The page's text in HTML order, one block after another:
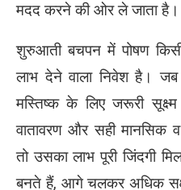
मदद करने की ओर ले जाता है।
शुरुआती बचपन में पोषण
लाभ देने वाला निवेश है।
मस्तिष्क के लिए जरूरी
वातावरण और सही मानसिक व
तो उसका लाभ पूरी जिंदगी
बनते हैं, आगे चलकर अधिक